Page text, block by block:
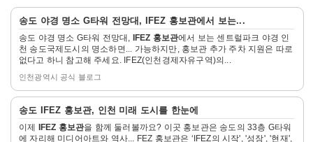
이
지
이
동
이
지
이
동
송도 야경 명소 G타워 전망대, IFEZ 홍보관에서 보는...
송도 야경 명소 G타워 전망대, IFEZ 홍보관에서 보는 센트럴파크 야경 인
천 송도국제도시의 명소하면... 가능하지만, 홍보관 추가 주차 지원은 따로
없다고 하니 참고해 주세요. IFEZ(인천경제자유구역)의...
인천광역시 공식 블로그
자
송도 IFEZ 홍보관, 인천 미래 도시를 한눈에
이제 IFEZ 홍보관을 함께 둘러볼까요? 이곳 홍보관은 송도의 33층 G타워
에 자리해 미디어아트와 역사... FEZ 홍보관은 ‘IFEZ의 시작', '성장', '현재',
자